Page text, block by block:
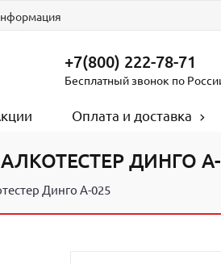
+7(800) 222-78-71
Бесплатный звонок по
Оплата и доставка
ДИНГО
Динго А-025